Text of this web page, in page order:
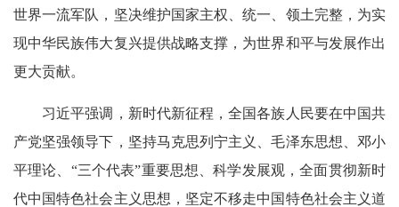
世界一流军队，坚决维护国家主权、统一、领土完整，为实
现中华民族伟大复兴提供战略支撑，为世界和平与发展作出
更大贡献。
习近平强调，新时代新征程，全国各族人民要在中国共
产党坚强领导下，坚持马克思列宁主义、毛泽东思想、邓小
平理论、“三个代表”重要思想、科学发展观，全面贯彻新时
代中国特色社会主义思想，坚定不移走中国特色社会主义道